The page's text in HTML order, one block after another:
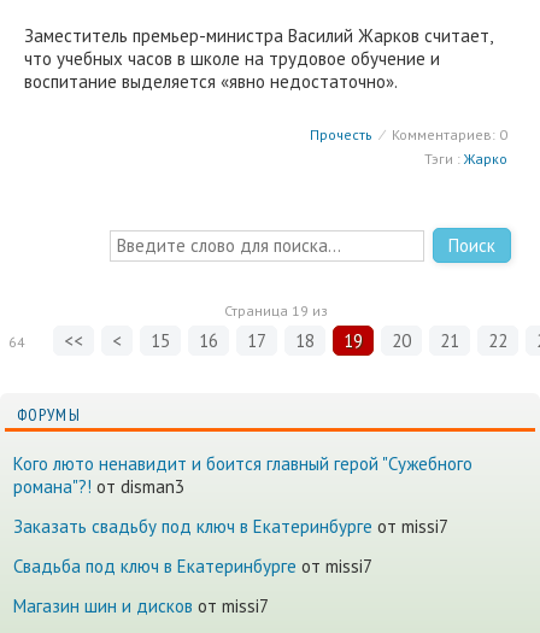
Заместитель премьер-министра Василий Жарков считает,
что учебных часов в школе на трудовое обучение и
воспитание выделяется «явно недостаточно».
Прочесть ⁄ Комментариев: 0
Тэги : Жарко
Поиск
Страница 19 из
64
<< < 15 16 17 18 19 20 21 22
ФОРУМЫ
Кого люто ненавидит и боится главный герой "Сужебного
романа"?! от disman3
Заказать свадьбу под ключ в Екатеринбурге от missi7
Cвадьба под ключ в Екатеринбурге от missi7
Магазин шин и дисков от missi7